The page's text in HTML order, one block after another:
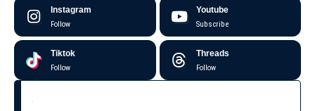
Instagram
Follow
Youtube
Subscribe
Tiktok
Follow
Threads
Follow